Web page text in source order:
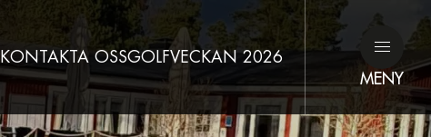
KONTAKTA OSSGOLFVECKAN 2026
MENY